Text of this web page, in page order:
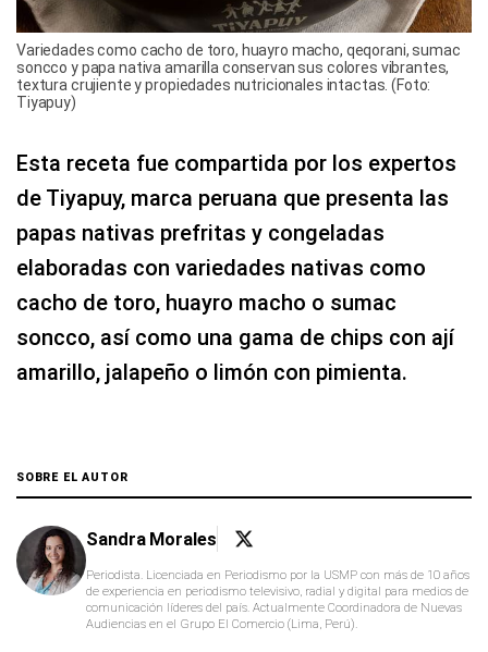
Variedades como cacho de toro, huayro macho, qeqorani, sumac
soncco y papa nativa amarilla conservan sus colores vibrantes,
textura crujiente y propiedades nutricionales intactas. (Foto:
Tiyapuy)
Esta receta fue compartida por los expertos
de Tiyapuy, marca peruana que presenta las
papas nativas prefritas y congeladas
elaboradas con variedades nativas como
cacho de toro, huayro macho o sumac
soncco, así como una gama de chips con ají
amarillo, jalapeño o limón con pimienta.
SOBRE EL AUTOR
Sandra Morales
Periodista. Licenciada en Periodismo por la USMP con más de 10 años
de experiencia en periodismo televisivo, radial y digital para medios de
comunicación líderes del país. Actualmente Coordinadora de Nuevas
Audiencias en el Grupo El Comercio (Lima, Perú).